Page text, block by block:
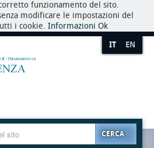
funzionamento del sito.
modificare le impostazioni del
i cookie. Informazioni Ok
IT EN
CERCA